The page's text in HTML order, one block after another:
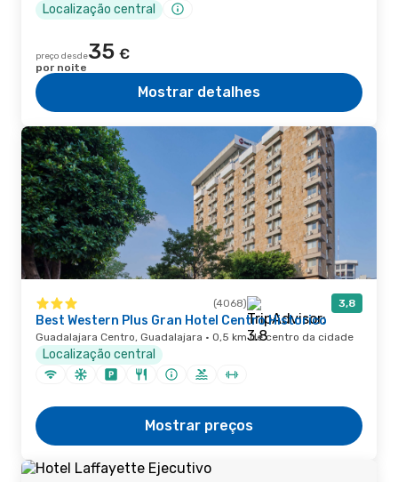
Localização central
preço desde35 €
por noite
Mostrar detalhes
(4068) 3,8
Best Western Plus Gran Hotel Centro Historico
Guadalajara Centro, Guadalajara · 0,5 km de centro da cidade
Localização central
Mostrar preços